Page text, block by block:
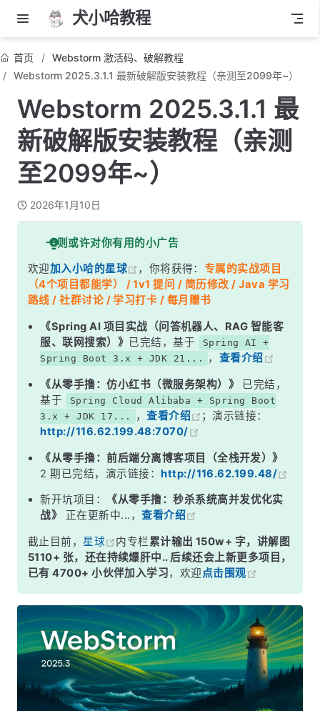
犬小哈教程
首页
Webstorm 激活码、破解教程
Webstorm 2025.3.1.1 最新破解版安装教程（亲测至2099年~）
Webstorm 2025.3.1.1 最
新破解版安装教程（亲测
至2099年~）
2026年1月10日
一则或许对你有用的小广告
欢迎加入小哈的星球 ，你将获得： 专属的实战项目
（4个项目都能学） / 1v1 提问 / 简历修改 / Java 学习
路线 / 社群讨论 / 学习打卡 / 每月赠书
《Spring AI 项目实战（问答机器人、RAG 智能客
服、联网搜索）》 已完结，基于
Spring AI +
Spring Boot 3.x + JDK 21...
， 查看介绍
《从零手撸：仿小红书（微服务架构）》
已完结，
基于
Spring Cloud Alibaba + Spring Boot
3.x + JDK 17...
，查看介绍
；演示链接：
http://116.62.199.48:7070/
《从零手撸：前后端分离博客项目（全栈开发）》
2 期已完结，演示链接：http://116.62.199.48/
新开坑项目：
《从零手撸：秒杀系统高并发优化实
战》
正在更新中...，查看介绍
截止目前， 星球 内专栏累计输出 150w+ 字，讲解图
5110+ 张，还在持续爆肝中.. 后续还会上新更多项目，
已有 4700+ 小伙伴加入学习，欢迎点击围观